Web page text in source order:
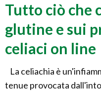
Tutto ciò che
glutine e sui
celiaci on line
La celiachia è
tenue provocata